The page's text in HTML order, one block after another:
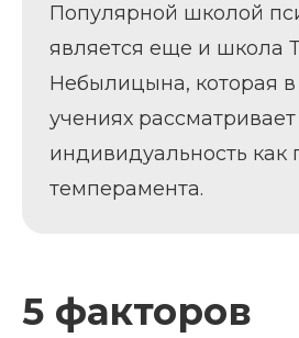
Популярной школой
является еще и школа
Небылицына, которая в
учениях рассматривает
индивидуальность как
темперамента.
5 факторов